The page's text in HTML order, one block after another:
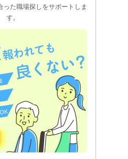
った職場探しをサポートしま
す。